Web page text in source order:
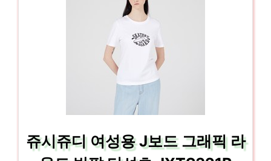
쥬시쥬디 여성용 J보드 그래픽 라